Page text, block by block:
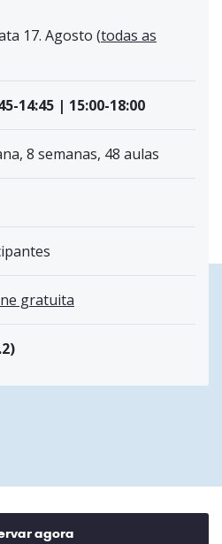
17. Agosto (todas as
14:45 | 15:00-18:00
8 semanas, 48 aulas
gratuita
agora